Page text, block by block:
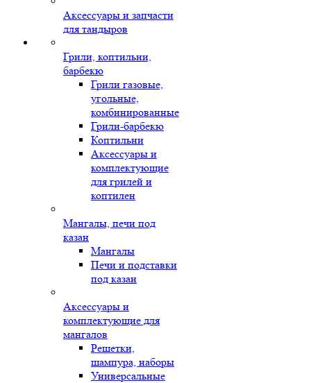
Аксессуары и запчасти
для тандыров
Грили, коптильни,
барбекю
Грили газовые,
угольные,
комбинированные
Грили-барбекю
Коптильни
Аксессуары и
комплектующие
для грилей и
коптилен
Мангалы, печи под
казан
Мангалы
Печи и подставки
под казан
Аксессуары и
комплектующие для
мангалов
Решетки,
шампура, наборы
Универсальные